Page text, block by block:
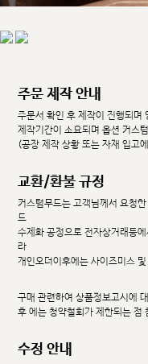
주문 제작 안내
주문서 확인 후 제작이 진행되
제작기간이 소요되며 옵션 커스
(공장 제작 상황 또는 자재 입고
교환/환불 규정
커스텀무드는 고객님께서 요청
드
수제화 공정으로 전자상거래등
라
개인오더이후에는 사이즈미스
구매 관련하여 상품정보고시에
후 에는 청약철회가 제한되는 점
수정 안내